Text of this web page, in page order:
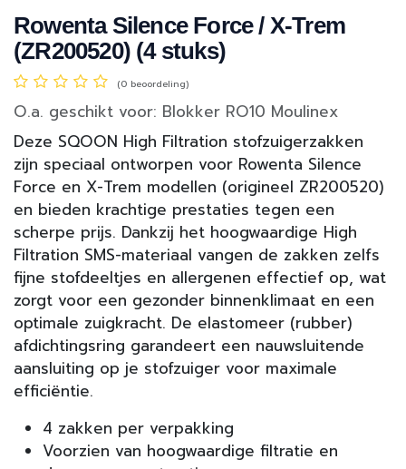
Rowenta Silence Force / X-Trem
(ZR200520) (4 stuks)
(0 beoordeling)
O.a. geschikt voor: Blokker RO10 Moulinex
Deze SQOON High Filtration stofzuigerzakken
zijn speciaal ontworpen voor Rowenta Silence
Force en X-Trem modellen (origineel ZR200520)
en bieden krachtige prestaties tegen een
scherpe prijs. Dankzij het hoogwaardige High
Filtration SMS-materiaal vangen de zakken zelfs
fijne stofdeeltjes en allergenen effectief op, wat
zorgt voor een gezonder binnenklimaat en een
optimale zuigkracht. De elastomeer (rubber)
afdichtingsring garandeert een nauwsluitende
aansluiting op je stofzuiger voor maximale
efficiëntie.
4 zakken per verpakking
Voorzien van hoogwaardige filtratie en